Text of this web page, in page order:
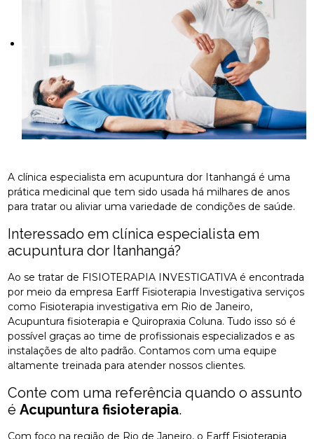
A clínica especialista em acupuntura dor Itanhangá é uma
prática medicinal que tem sido usada há milhares de anos
para tratar ou aliviar uma variedade de condições de saúde.
Interessado em clínica especialista em
acupuntura dor Itanhangá?
Ao se tratar de FISIOTERAPIA INVESTIGATIVA é encontrada
por meio da empresa Earff Fisioterapia Investigativa serviços
como Fisioterapia investigativa em Rio de Janeiro,
Acupuntura fisioterapia e Quiropraxia Coluna. Tudo isso só é
possível graças ao time de profissionais especializados e as
instalações de alto padrão. Contamos com uma equipe
altamente treinada para atender nossos clientes.
Conte com uma referência quando o assunto
éAcupuntura fisioterapia.
Com foco na região de Rio de Janeiro, o Earff Fisioterapia